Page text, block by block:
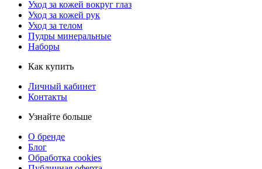
Уход за кожей вокруг глаз
Уход за кожей рук
Уход за телом
Пудры минеральные
Наборы
Как купить
Личный кабинет
Контакты
Узнайте больше
О бренде
Блог
Обработка cookies